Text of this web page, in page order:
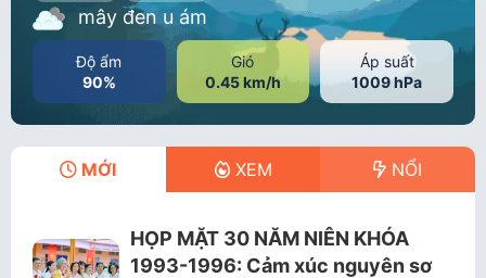
mây đen u ám
Độ ẩm
90%
Gió
0.45 km/h
Áp suất
1009 hPa
MỚI XEM NỔI
HỌP MẶT 30 NĂM NIÊN KHÓA
1993-1996: Cảm xúc nguyên sơ